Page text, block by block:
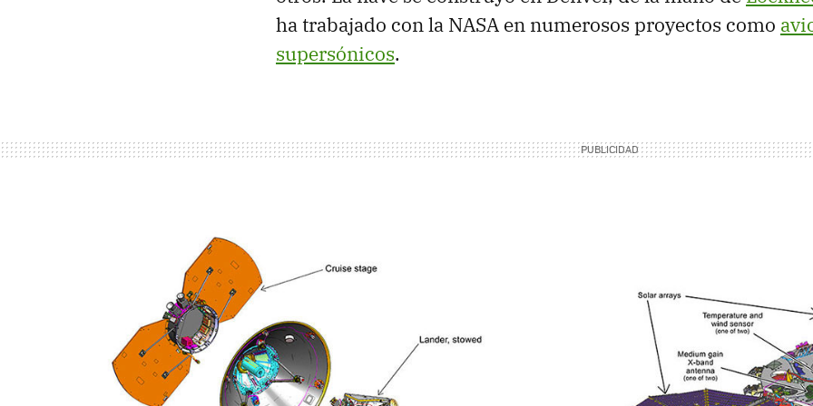
ha trabajado con la NASA en numerosos proyectos como
supersónicos.